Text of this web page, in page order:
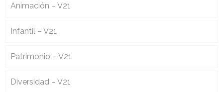
Animación – V21
Infantil – V21
Patrimonio – V21
Diversidad – V21